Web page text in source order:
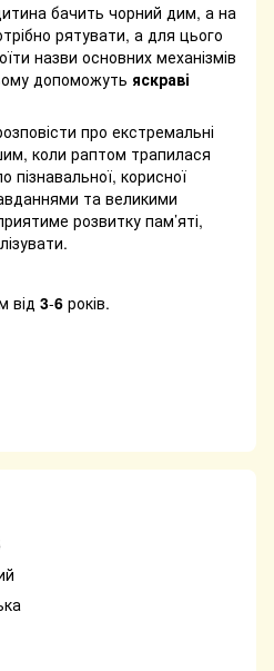
бачить чорний дим, а на
рятувати, а для цього
назви основних механізмів
допоможуть яскраві
про екстремальні
коли раптом трапилася
пізнавальної, корисної
та великими
розвитку пам’яті,
від 3-6 років.